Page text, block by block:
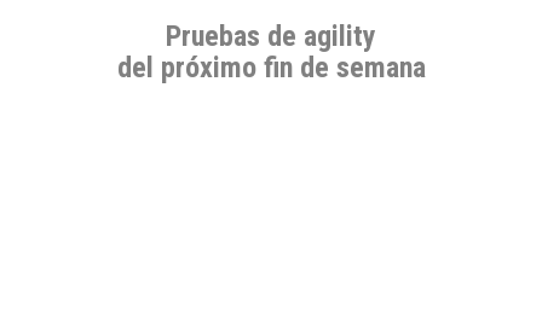
Pruebas de agility
del próximo fin de semana